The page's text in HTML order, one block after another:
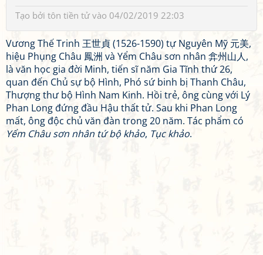
Tạo bởi tôn tiền tửvào 04/02/2019 22:03
Vương Thế Trinh 王世貞 (1526-1590) tự Nguyên Mỹ 元美,
hiệu Phụng Châu 鳳洲 và Yểm Châu sơn nhân 弇州山人,
là văn học gia đời Minh, tiến sĩ năm Gia Tĩnh thứ 26,
quan đến Chủ sự bộ Hình, Phó sứ binh bị Thanh Châu,
Thượng thư bộ Hình Nam Kinh. Hồi trẻ, ông cùng với Lý
Phan Long đứng đầu Hậu thất tử. Sau khi Phan Long
mất, ông độc chủ văn đàn trong 20 năm. Tác phẩm có
Yểm Châu sơn nhân tứ bộ khảo, Tục khảo.